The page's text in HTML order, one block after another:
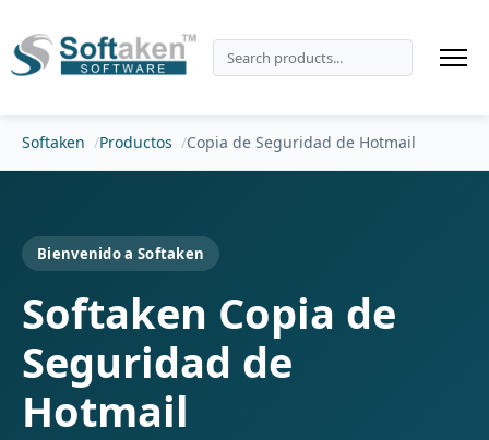
Softaken Productos Copia de Seguridad de Hotmail
Bienvenido a Softaken
Softaken Copia de
Seguridad de
Hotmail